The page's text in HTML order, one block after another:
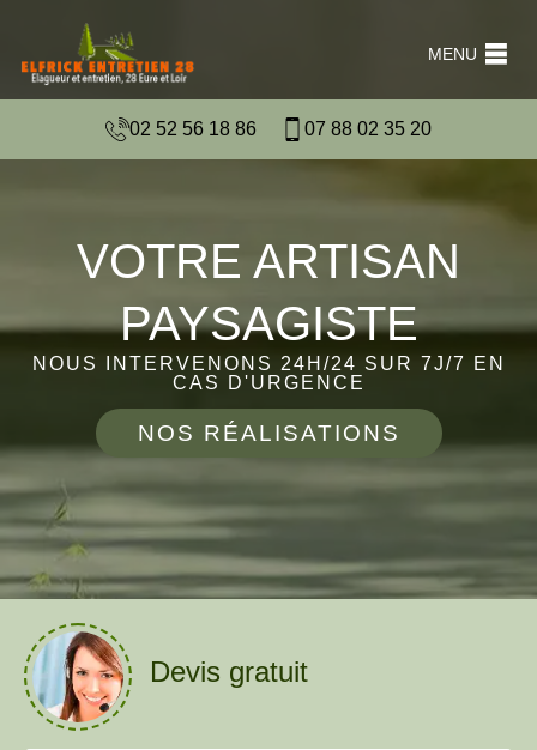
MENU
02 52 56 18 86 07 88 02 35 20
VOTRE ARTISAN
PAYSAGISTE
NOUS INTERVENONS 24H/24 SUR 7J/7 EN
CAS D'URGENCE
NOS RÉALISATIONS
Devis gratuit